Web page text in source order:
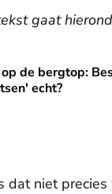
gaat
de bergtop:
echt?
de bergtop:
dat niet